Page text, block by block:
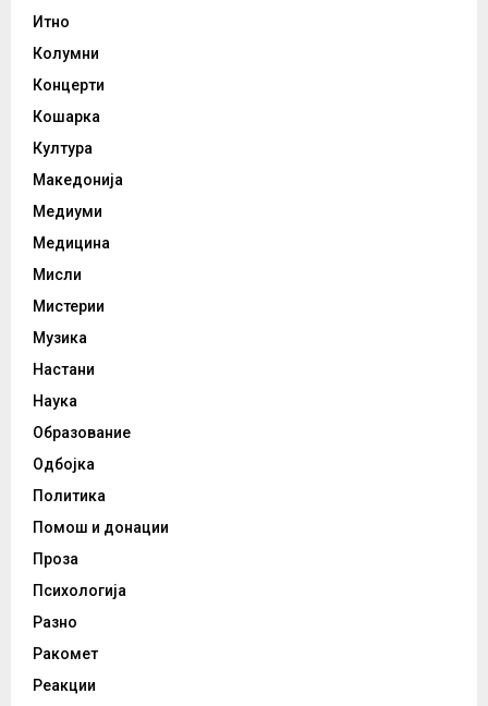
Итно
Колумни
Концерти
Кошарка
Култура
Македонија
Медиуми
Медицина
Мисли
Мистерии
Музика
Настани
Наука
Образование
Одбојка
Политика
Помош и донации
Проза
Психологија
Разно
Ракомет
Реакции